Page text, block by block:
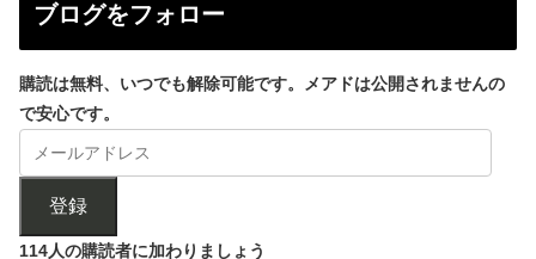
ブログをフォロー
購読は無料、いつでも解除可能です。メアドは公開されませんの
で安心です。
登録
114人の購読者に加わりましょう